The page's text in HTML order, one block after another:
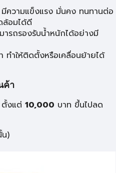
วามแข็งแรง มั่นคง ทนทานต่อ
ล้อมได้ดี
ารถรองรับน้ำหนักได้อย่างมี
ทำให้ติดตั้งหรือเคลื่อนย้ายได้
ค้า
ตั้งแต่ 10,000 บาท ขึ้นไปลด
น)